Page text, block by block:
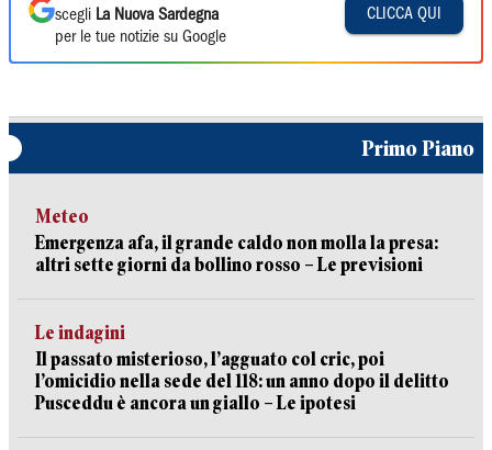
scegli La Nuova Sardegna
per le tue notizie su Google
CLICCA QUI
Primo Piano
Meteo
Emergenza afa, il grande caldo non molla la presa:
altri sette giorni da bollino rosso – Le previsioni
Le indagini
Il passato misterioso, l’agguato col cric, poi
l’omicidio nella sede del 118: un anno dopo il delitto
Pusceddu è ancora un giallo – Le ipotesi